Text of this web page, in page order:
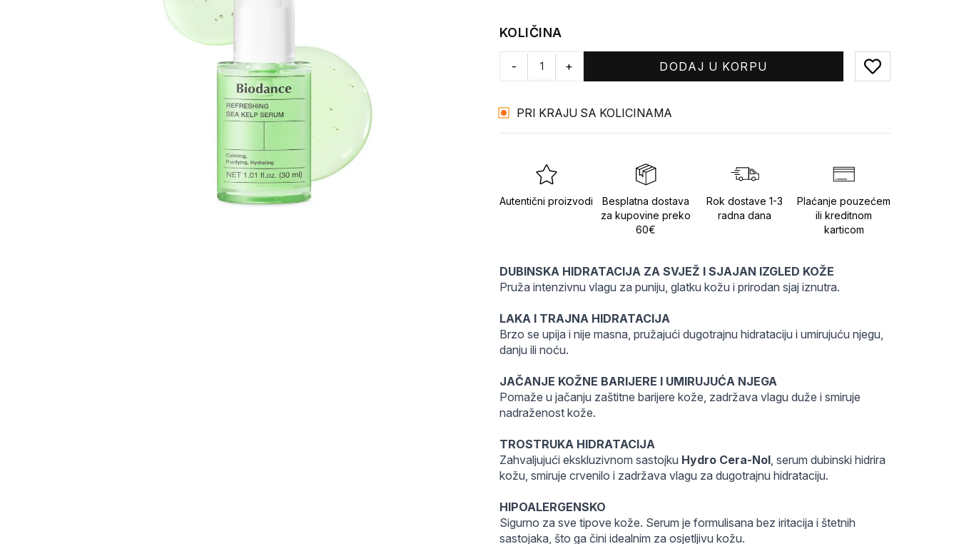
11756711508319d6ecc8feeed5.jpg
KOLIČINA
- + DODAJ U KORPU
Add to favorites
PRI KRAJU SA KOLICINAMA
Autentični proizvodi
Besplatna dostava
za kupovine preko
60€
Rok dostave 1-3
radna dana
Plaćanje pouzećem
ili kreditnom
karticom
DUBINSKA HIDRATACIJA ZA SVJEŽ I SJAJAN IZGLED KOŽE
Pruža intenzivnu vlagu za puniju, glatku kožu i prirodan sjaj iznutra.
LAKA I TRAJNA HIDRATACIJA
Brzo se upija i nije masna, pružajući dugotrajnu hidrataciju i umirujuću njegu,
danju ili noću.
JAČANJE KOŽNE BARIJERE I UMIRUJUĆA NJEGA
Pomaže u jačanju zaštitne barijere kože, zadržava vlagu duže i smiruje
nadraženost kože.
TROSTRUKA HIDRATACIJA
Zahvaljujući ekskluzivnom sastojku Hydro Cera-Nol, serum dubinski hidrira
kožu, smiruje crvenilo i zadržava vlagu za dugotrajnu hidrataciju.
HIPOALERGENSKO
Sigurno za sve tipove kože. Serum je formulisana bez iritacija i štetnih
sastojaka, što ga čini idealnim za osjetljivu kožu.